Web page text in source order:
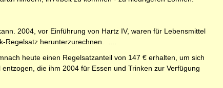
2004, vor Einführung von Hartz IV, waren für Lebensmittel
Regelsatz herunterzurechnen. ....
heute einen Regelsatzanteil von 147 € erhalten, um sich
die ihm 2004 für Essen und Trinken zur Verfügung